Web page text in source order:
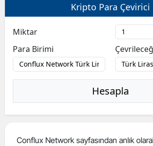
Kripto Para Çevirici
Miktar
Para Birimi
Hesapla
Conflux Network sayfasından anlık